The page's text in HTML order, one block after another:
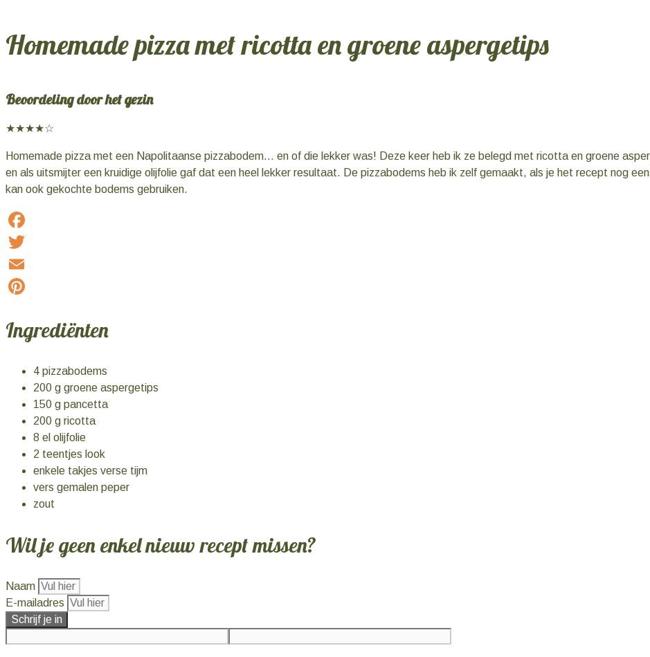
Homemade pizza met ricotta en groene aspergetips
Beoordeling door het gezin
★★★★☆
Homemade pizza met een Napolitaanse pizzabodem… en of die lekker was! Deze keer heb ik ze belegd met ricotta en groene
en als uitsmijter een kruidige olijfolie gaf dat een heel lekker resultaat. De pizzabodems heb ik zelf gemaakt, als je het recept nog
kan ook gekochte bodems gebruiken.
Facebook
Twitter
Email
Ingrediënten
4 pizzabodems
200 g groene aspergetips
150 g pancetta
200 g ricotta
8 el olijfolie
2 teentjes look
enkele takjes verse tijm
vers gemalen peper
zout
Wil je geen enkel nieuw recept missen?
Naam
E-mailadres
Schrijf je in